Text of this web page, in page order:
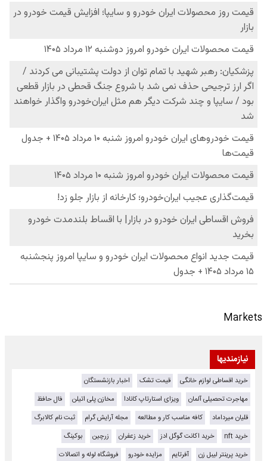
Markets
نیازمندیها
خرید اقساطی لوازم خانگی قیمت تشک
اخبار بازنشستگان
مهاجرت تحصیلی آلمان
ویزای استارتاپ کانادا مخازن پلی اتیلن
فال حافظ
قلیان میرداماد
کافه مناسب کار و مطالعه مجله آرایش گرام
ثبت نام کالابرگ
خرید nft
خرید اکانت گوگل ادز خرید زعفران زرچین
بوکینگ
خرید پرینتر لیبل زن
آفرتایم مزایده خودرو
فروشگاه لوله و اتصالات